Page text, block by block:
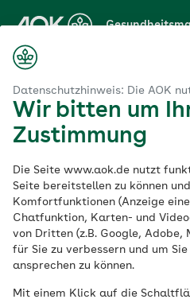
Datenschutzhinweis: Die AOK
Wir bitten um
Zustimmung
Die Seite www.aok.de nutzt
Seite bereitstellen zu können
Komfortfunktionen (Anzeige
Chatfunktion, Karten- und
von Dritten (z.B. Google,
für Sie zu verbessern und um
ansprechen zu können.
Mit einem Klick auf die
Hauptinhalt
springen
Welche
hilft bei
Shoulder